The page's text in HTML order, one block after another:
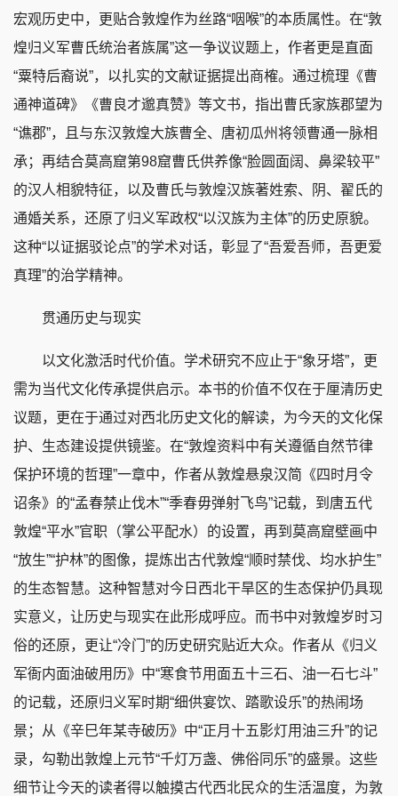
宏观历史中，更贴合敦煌作为丝路“咽喉”的本质属性。在“敦
煌归义军曹氏统治者族属”这一争议议题上，作者更是直面
“粟特后裔说”，以扎实的文献证据提出商榷。通过梳理《曹
通神道碑》《曹良才邈真赞》等文书，指出曹氏家族郡望为
“谯郡”，且与东汉敦煌大族曹全、唐初瓜州将领曹通一脉相
承；再结合莫高窟第98窟曹氏供养像“脸圆面阔、鼻梁较平”
的汉人相貌特征，以及曹氏与敦煌汉族著姓索、阴、翟氏的
通婚关系，还原了归义军政权“以汉族为主体”的历史原貌。
这种“以证据驳论点”的学术对话，彰显了“吾爱吾师，吾更爱
真理”的治学精神。
贯通历史与现实
以文化激活时代价值。学术研究不应止于“象牙塔”，更
需为当代文化传承提供启示。本书的价值不仅在于厘清历史
议题，更在于通过对西北历史文化的解读，为今天的文化保
护、生态建设提供镜鉴。在“敦煌资料中有关遵循自然节律
保护环境的哲理”一章中，作者从敦煌悬泉汉简《四时月令
诏条》的“孟春禁止伐木”“季春毋弹射飞鸟”记载，到唐五代
敦煌“平水”官职（掌公平配水）的设置，再到莫高窟壁画中
“放生”“护林”的图像，提炼出古代敦煌“顺时禁伐、均水护生”
的生态智慧。这种智慧对今日西北干旱区的生态保护仍具现
实意义，让历史与现实在此形成呼应。而书中对敦煌岁时习
俗的还原，更让“冷门”的历史研究贴近大众。作者从《归义
军衙内面油破用历》中“寒食节用面五十三石、油一石七斗”
的记载，还原归义军时期“细供宴饮、踏歌设乐”的热闹场
景；从《辛巳年某寺破历》中“正月十五影灯用油三升”的记
录，勾勒出敦煌上元节“千灯万盏、佛俗同乐”的盛景。这些
细节让今天的读者得以触摸古代西北民众的生活温度，为敦